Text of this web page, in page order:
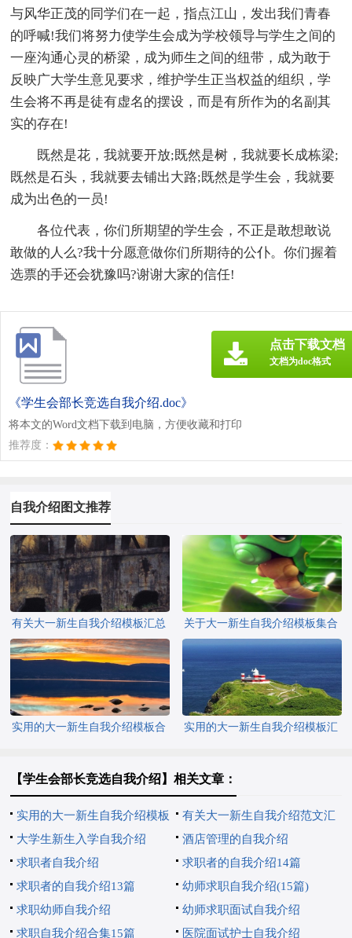
与风华正茂的同学们在一起，指点江山，发出我们青春
的呼喊!我们将努力使学生会成为学校领导与学生之间的
一座沟通心灵的桥梁，成为师生之间的纽带，成为敢于
反映广大学生意见要求，维护学生正当权益的组织，学
生会将不再是徒有虚名的摆设，而是有所作为的名副其
实的存在!
既然是花，我就要开放;既然是树，我就要长成栋梁;
既然是石头，我就要去铺出大路;既然是学生会，我就要
成为出色的一员!
各位代表，你们所期望的学生会，不正是敢想敢说
敢做的人么?我十分愿意做你们所期待的公仆。你们握着
选票的手还会犹豫吗?谢谢大家的信任!
《学生会部长竞选自我介绍.doc》
将本文的Word文档下载到电脑，方便收藏和打印
推荐度：
点击下载文档
文档为doc格式
自我介绍图文推荐
有关大一新生自我介绍模板汇总
七篇
关于大一新生自我介绍模板集合
4篇
实用的大一新生自我介绍模板合
实用的大一新生自我介绍模板汇
【学生会部长竞选自我介绍】相关文章：
实用的大一新生自我介绍模板
汇总五篇
有关大一新生自我介绍范文汇
总5篇
大学生新生入学自我介绍
酒店管理的自我介绍
求职者自我介绍
求职者的自我介绍14篇
求职者的自我介绍13篇
幼师求职自我介绍(15篇)
求职幼师自我介绍
幼师求职面试自我介绍
求职自我介绍合集15篇
医院面试护士自我介绍